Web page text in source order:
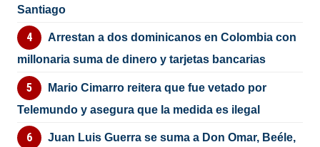
Santiago
Arrestan a dos dominicanos en Colombia con
millonaria suma de dinero y tarjetas bancarias
Mario Cimarro reitera que fue vetado por
Telemundo y asegura que la medida es ilegal
Juan Luis Guerra se suma a Don Omar, Beéle,